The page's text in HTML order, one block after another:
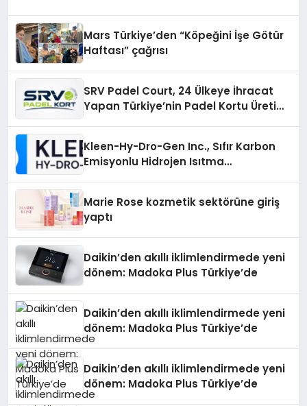
Mars Türkiye’den “Köpeğini İşe Götür
Haftası” çağrısı
SRV Padel Court, 24 Ülkeye İhracat
Yapan Türkiye’nin Padel Kortu Üretim
Kleen-Hy-Dro-Gen Inc., Sıfır Karbon
Emisyonlu Hidrojen Isıtma
Marie Rose kozmetik sektörüne giriş
yaptı
Daikin’den akıllı iklimlendirmede yeni
dönem: Madoka Plus Türkiye’de
Daikin’den akıllı iklimlendirmede yeni
dönem: Madoka Plus Türkiye’de
Daikin’den akıllı iklimlendirmede yeni
dönem: Madoka Plus Türkiye’de